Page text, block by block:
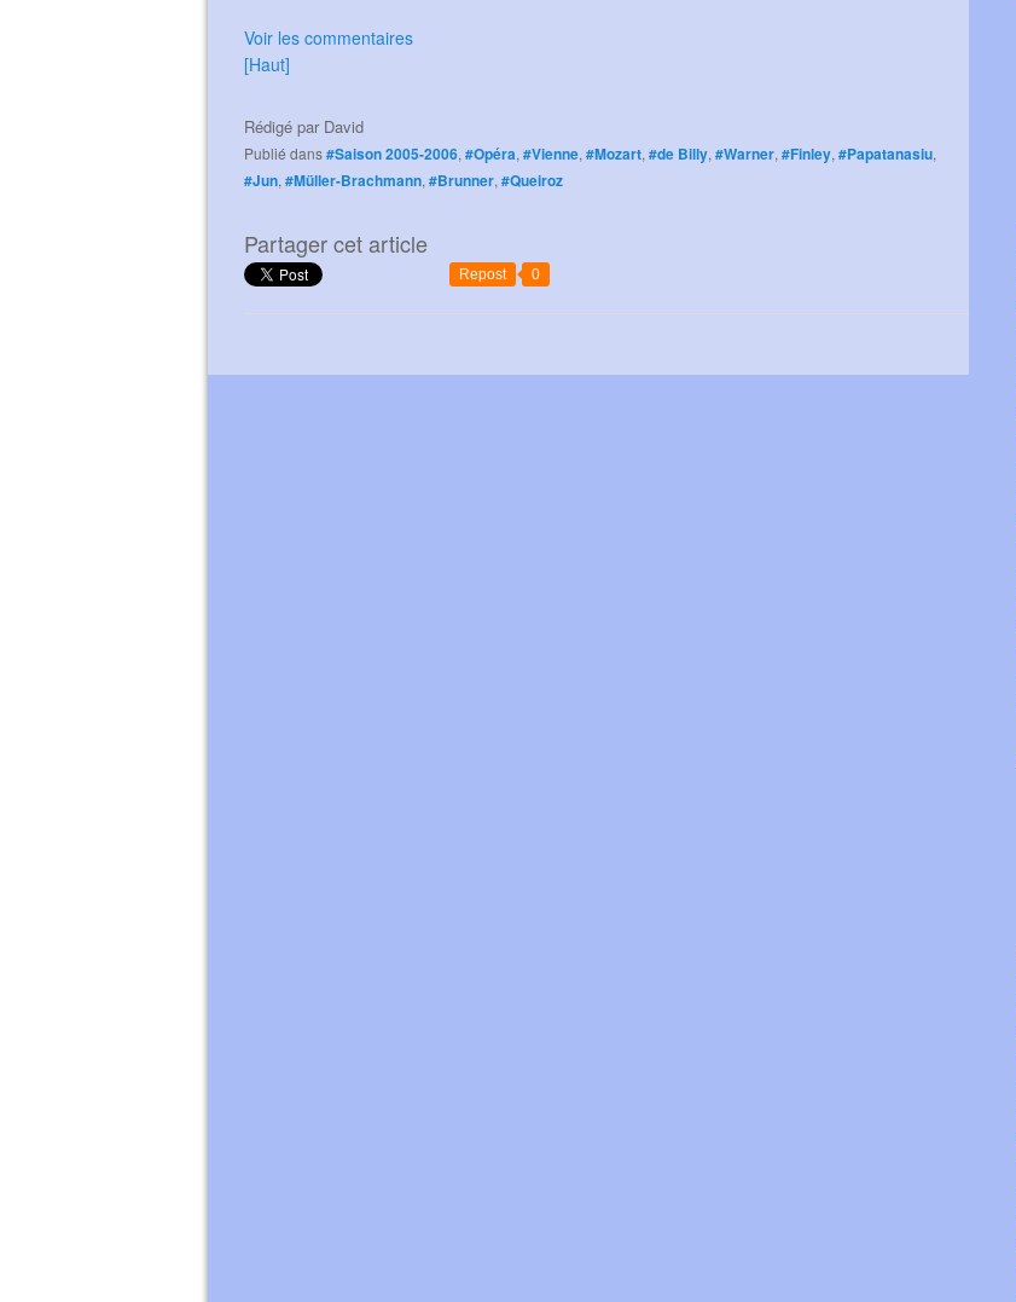
Voir les commentaires
[Haut]
Rédigé par David
Publié dans#Saison 2005-2006, #Opéra, #Vienne, #Mozart, #de Billy, #Warner, #Finley, #Papatanasiu,
#Jun, #Müller-Brachmann, #Brunner, #Queiroz
Partager cet article
Repost 0